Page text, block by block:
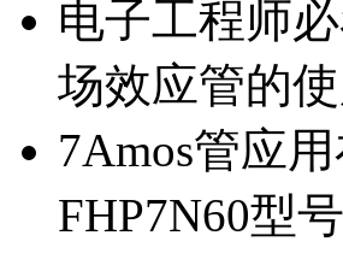
电子工程师
场效应管的使
7Amos管应
FHP7N60型号